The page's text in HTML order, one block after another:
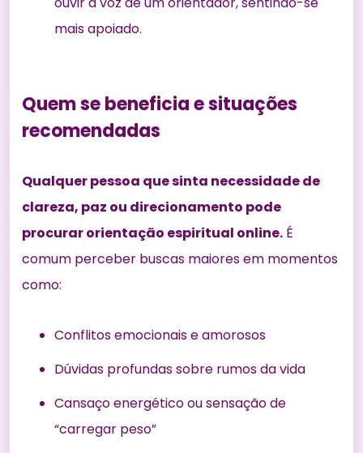
mais apoiado.
Quem se beneficia e situações
recomendadas
Qualquer pessoa que sinta necessidade de
clareza, paz ou direcionamento pode
procurar orientação espiritual online. É
comum perceber buscas maiores em momentos
como:
Conflitos emocionais e amorosos
Dúvidas profundas sobre rumos da vida
Cansaço energético ou sensação de
“carregar peso”